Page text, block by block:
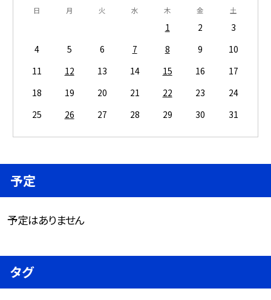
日 月 火 水 木 金 土
1 2
3
4
5 6 7 8 9
10
11
12 13 14 15 16
17
18
19 20 21 22 23
24
25
26 27 28 29 30 31
予定
予定はありません
タグ